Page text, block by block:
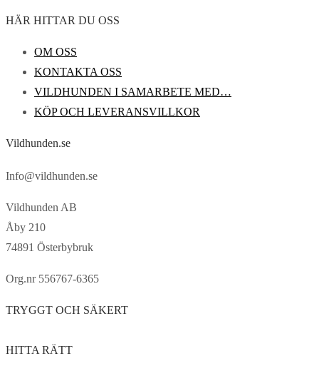
HÄR HITTAR DU OSS
OM OSS
KONTAKTA OSS
VILDHUNDEN I SAMARBETE MED…
KÖP OCH LEVERANSVILLKOR
Vildhunden.se
Info@vildhunden.se
Vildhunden AB
Åby 210
74891 Österbybruk
Org.nr 556767-6365
TRYGGT OCH SÄKERT
HITTA RÄTT